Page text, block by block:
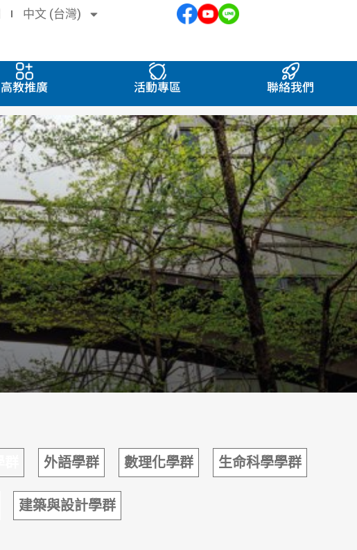
中文 (台灣)
高教推廣 活動專區 聯絡我們
外語學群 數理化學群 生命科學學群
建築與設計學群